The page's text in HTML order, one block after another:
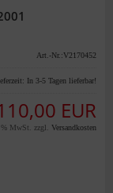
Art.-Nr.:V2170452
In 3-5 Tagen lieferbar!
EUR
MwSt. zzgl. Versandkosten